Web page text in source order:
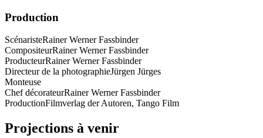
Production
ScénaristeRainer Werner Fassbinder
CompositeurRainer Werner Fassbinder
ProducteurRainer Werner Fassbinder
Directeur de la photographieJürgen Jürges
Monteuse
Chef décorateurRainer Werner Fassbinder
ProductionFilmverlag der Autoren, Tango Film
Projections à venir